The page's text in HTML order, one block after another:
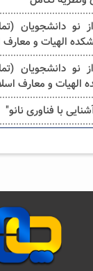
نو دانشجویان
الهیات و
نو دانشجویان
الهیات و معارف
با فناوری نانو"
حضرت فاطمه